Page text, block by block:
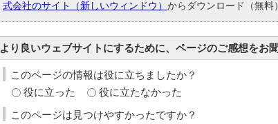
式会社のサイト（新しいウィンドウ） からダウンロード（無料
より良いウェブサイトにするために、ページのご感想をお
このページの情報は役に立ちましたか？
役に立った
役に立たなかった
このページは見つけやすかったですか？